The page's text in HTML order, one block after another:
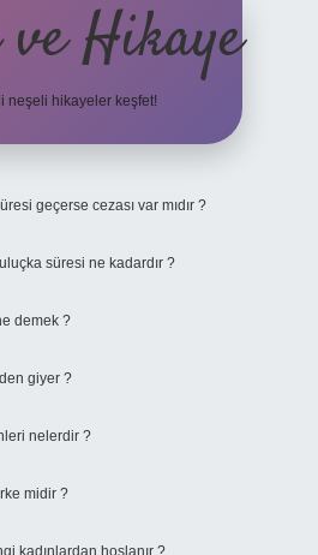
Hikaye
neşeli hikayeler keşfet!
geçerse cezası var mıdır ?
süresi ne kadardır ?
demek ?
giyer ?
nelerdir ?
midir ?
kadınlardan hoşlanır ?